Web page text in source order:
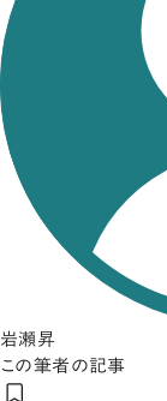
岩瀬昇
この筆者の記事